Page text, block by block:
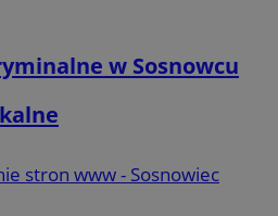
w Sosnowcu
stron www - Sosnowiec